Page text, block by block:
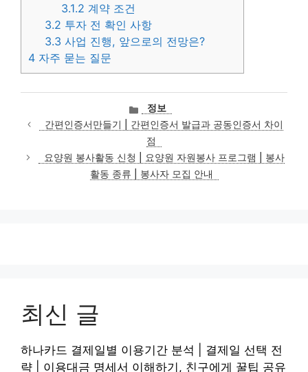
3.1.2 계약 조건
3.2 투자 전 확인 사항
3.3 사업 진행, 앞으로의 전망은?
4 자주 묻는 질문
카
테
고
리
정보
간편인증서만들기 | 간편인증서 발급과 공동인증서 차이
점
요양원 봉사활동 신청 | 요양원 자원봉사 프로그램 | 봉사
활동 종류 | 봉사자 모집 안내
최신 글
하나카드 결제일별 이용기간 분석 | 결제일 선택 전
략 | 이용대금 명세서 이해하기, 친구에게 꿀팁 공유